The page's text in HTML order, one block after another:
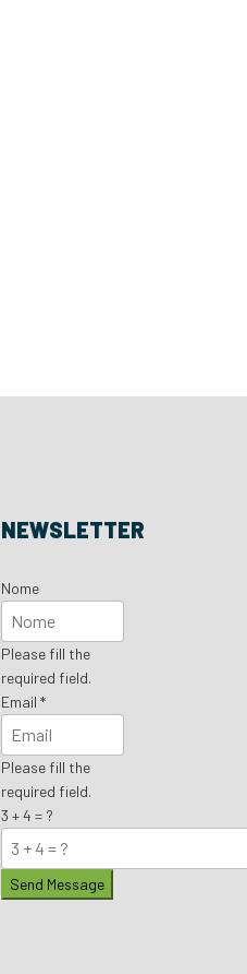
NEWSLETTER
Nome
Please fill the
required field.
Email *
Please fill the
required field.
3 + 4 = ?
Send Message